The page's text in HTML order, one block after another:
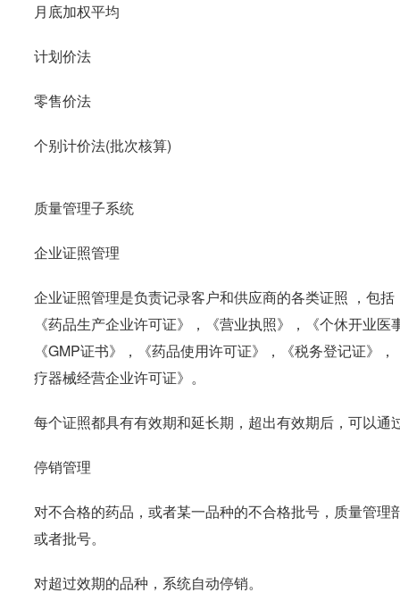
月底加权平均
计划价法
零售价法
个别计价法(批次核算)
质量管理子系统
企业证照管理
企业证照管理是负责记录客户和供应商的各类证照 ，包
《药品生产企业许可证》，《营业执照》，《个休开业
《GMP证书》，《药品使用许可证》，《税务登记证》
疗器械经营企业许可证》。
每个证照都具有有效期和延长期，超出有效期后，可以通
停销管理
对不合格的药品，或者某一品种的不合格批号，质量管
或者批号。
对超过效期的品种，系统自动停销。